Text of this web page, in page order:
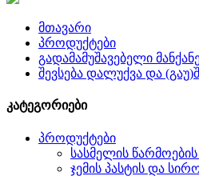
მთავარი
პროდუქტები
გადამამუშავებელი
შევსება დალუქვა და
კატეგორიები
პროდუქტები
სასმელის წარმოების
ჯემის პასტის და